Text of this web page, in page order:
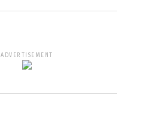
ADVERTISEMENT